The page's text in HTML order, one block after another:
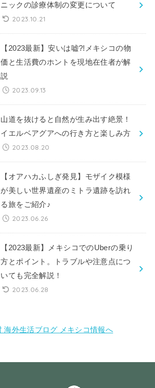
ニックの診療体制の変更について
2023.10.21
【2023最新】安いは嘘?!メキシコの物
価と生活費のホントを現地在住者が解
説
2023.09.13
山道を抜けると自然が生み出す絶景！
イエルベアグアへの行き方と楽しみ方
2023.08.20
【オアハカふしぎ発見】モザイク模様
が美しい世界遺産のミトラ遺跡を訪れ
る旅をご紹介♪
2023.06.26
【2023最新】メキシコでのUberの乗り
方とポイント。トラブルや注意点につ
いても完全解説！
2023.06.28